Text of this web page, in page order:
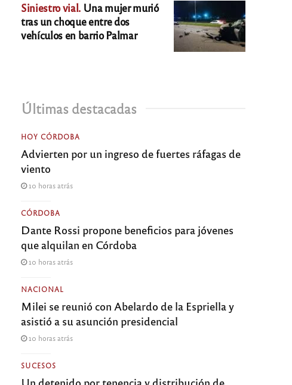
Siniestro vial. Una mujer murió
tras un choque entre dos
vehículos en barrio Palmar
Últimas destacadas
HOY CÓRDOBA
Advierten por un ingreso de fuertes ráfagas de
viento
10 horas atrás
CÓRDOBA
Dante Rossi propone beneficios para jóvenes
que alquilan en Córdoba
10 horas atrás
NACIONAL
Milei se reunió con Abelardo de la Espriella y
asistió a su asunción presidencial
10 horas atrás
SUCESOS
Un detenido por tenencia y distribución de